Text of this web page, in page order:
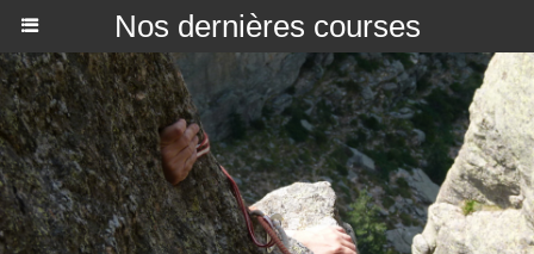
Nos dernières courses